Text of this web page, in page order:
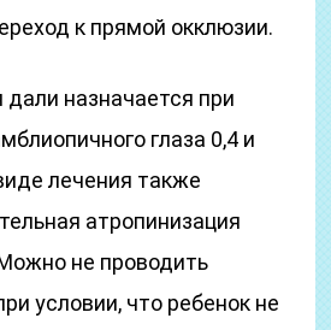
к прямой окклюзии.
назначается при
глаза 0,4 и
лечения также
атропинизация
не проводить
условии, что ребенок не